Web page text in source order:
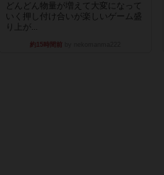
どんどん物量が増えて大変になって
いく押し付け合いが楽しいゲーム盛
り上が...
約15時間前